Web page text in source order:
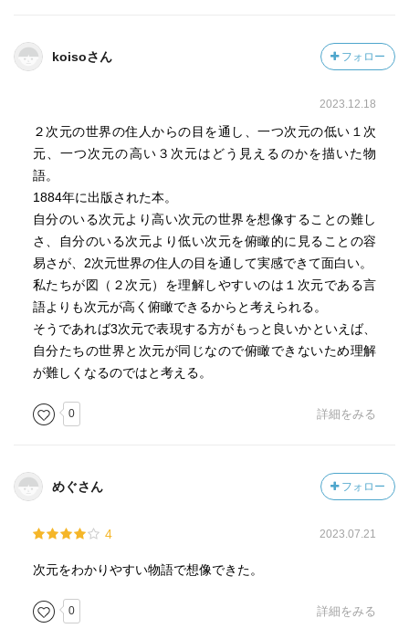
koisoさん フォロー
2023.12.18
２次元の世界の住人からの目を通し、一つ次元の低い１次
元、一つ次元の高い３次元はどう見えるのかを描いた物
語。
1884年に出版された本。
自分のいる次元より高い次元の世界を想像することの難し
さ、自分のいる次元より低い次元を俯瞰的に見ることの容
易さが、2次元世界の住人の目を通して実感できて面白い。
私たちが図（２次元）を理解しやすいのは１次元である言
語よりも次元が高く俯瞰できるからと考えられる。
そうであれば3次元で表現する方がもっと良いかといえば、
自分たちの世界と次元が同じなので俯瞰できないため理解
が難しくなるのではと考える。
0 詳細をみる
めぐさん フォロー
4 2023.07.21
次元をわかりやすい物語で想像できた。
0 詳細をみる